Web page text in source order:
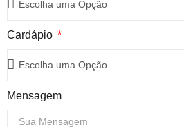
Cardápio
Mensagem